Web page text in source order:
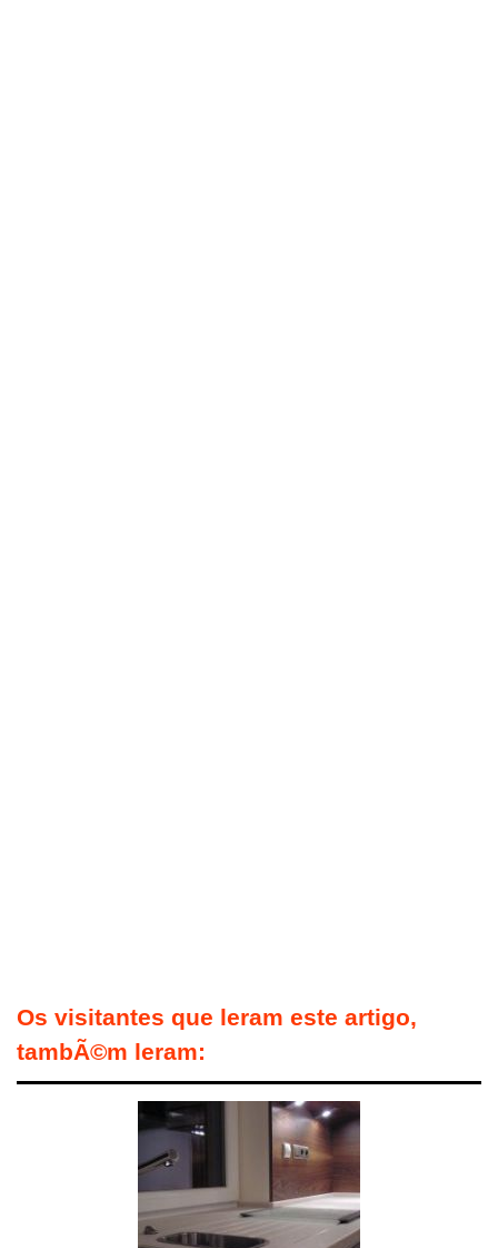
Os visitantes que leram este artigo,
tambÃ©m leram: